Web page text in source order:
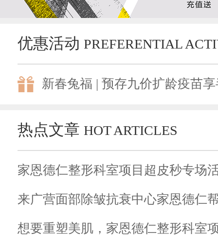
优惠活动 PREFERENTIAL
新春兔福 | 预存九价扩龄疫苗
热点文章 HOT ARTICLES
来广营面部除皱抗衰中心家恩德仁
想要重塑美肌，家恩德仁整形科室